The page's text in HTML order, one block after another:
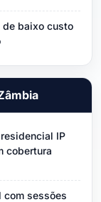
de baixo custo
IP
cobertura
com sessões